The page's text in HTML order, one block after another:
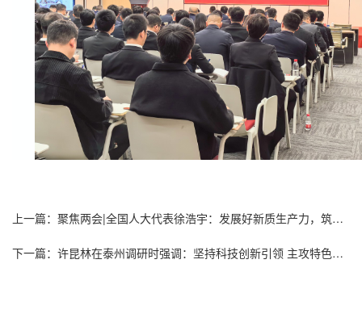
上一篇：聚焦两会|全国人大代表徐浩宇：发展好新质生产力，筑牢人民群众健康防线
下一篇：许昆林在泰州调研时强调：坚持科技创新引领 主攻特色优势产业 不断塑造高质量发展新动能新优势